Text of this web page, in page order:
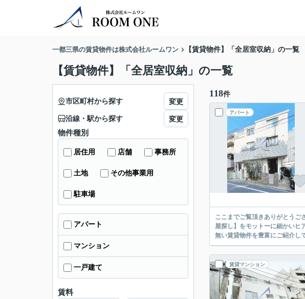
一都三県の賃貸物件は株式会社ルームワン 【賃貸物件】「全居室収納」の一覧
【賃貸物件】「全居室収納」の一覧
118件
アパート
ここまでご覧頂きありがとうございます。 お部屋探しの際には、皆さまそれぞれこだわりの条件があると思います
屋探し】をモットーに細かいヒアリングをし
賃貸マンション
市区町村から探す 変更
沿線・駅から探す 変更
物件種別
居住用 店舗 事務所
土地 その他事業用
駐車場
アパート
マンション
一戸建て
賃料